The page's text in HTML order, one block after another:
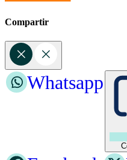
Compartir
Whatsapp